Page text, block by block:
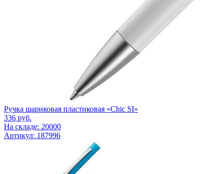
Ручка шариковая пластиковая «Chic SI»
336 руб.
На складе: 20000
Артикул: 187996